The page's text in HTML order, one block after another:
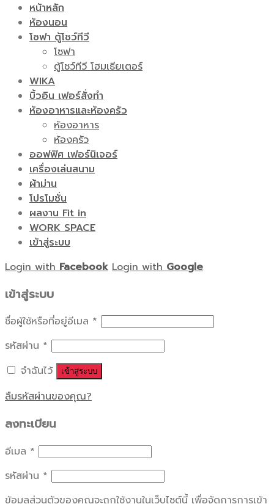
หน้าหลัก
ห้องนอน
โซฟา ตู้โชว์ทีวี
โซฟา
ตู้โชว์ทีวี โฮมเธียเตอร์
WIKA
บิ้วอิน เฟอร์สั่งทำ
ห้องอาหารและห้องครัว
ห้องอาหาร
ห้องครัว
ออฟฟิศ เฟอร์นิเจอร์
เครื่องเล่นสนาม
ผ้าม่าน
โปรโมชั่น
ผลงาน Fit in
WORK SPACE
เข้าสู่ระบบ
Login withFacebook Login withGoogle
เข้าสู่ระบบ
ชื่อผู้ใช้หรือที่อยู่อีเมล *
รหัสผ่าน *
จำฉันไว้
เข้าสู่ระบบ
ลืมรหัสผ่านของคุณ?
ลงทะเบียน
อีเมล *
รหัสผ่าน *
ข้อมูลส่วนตัวของคุณจะถูกใช้งานในเว็บไซต์นี้ เพื่อจัดการการเข้า